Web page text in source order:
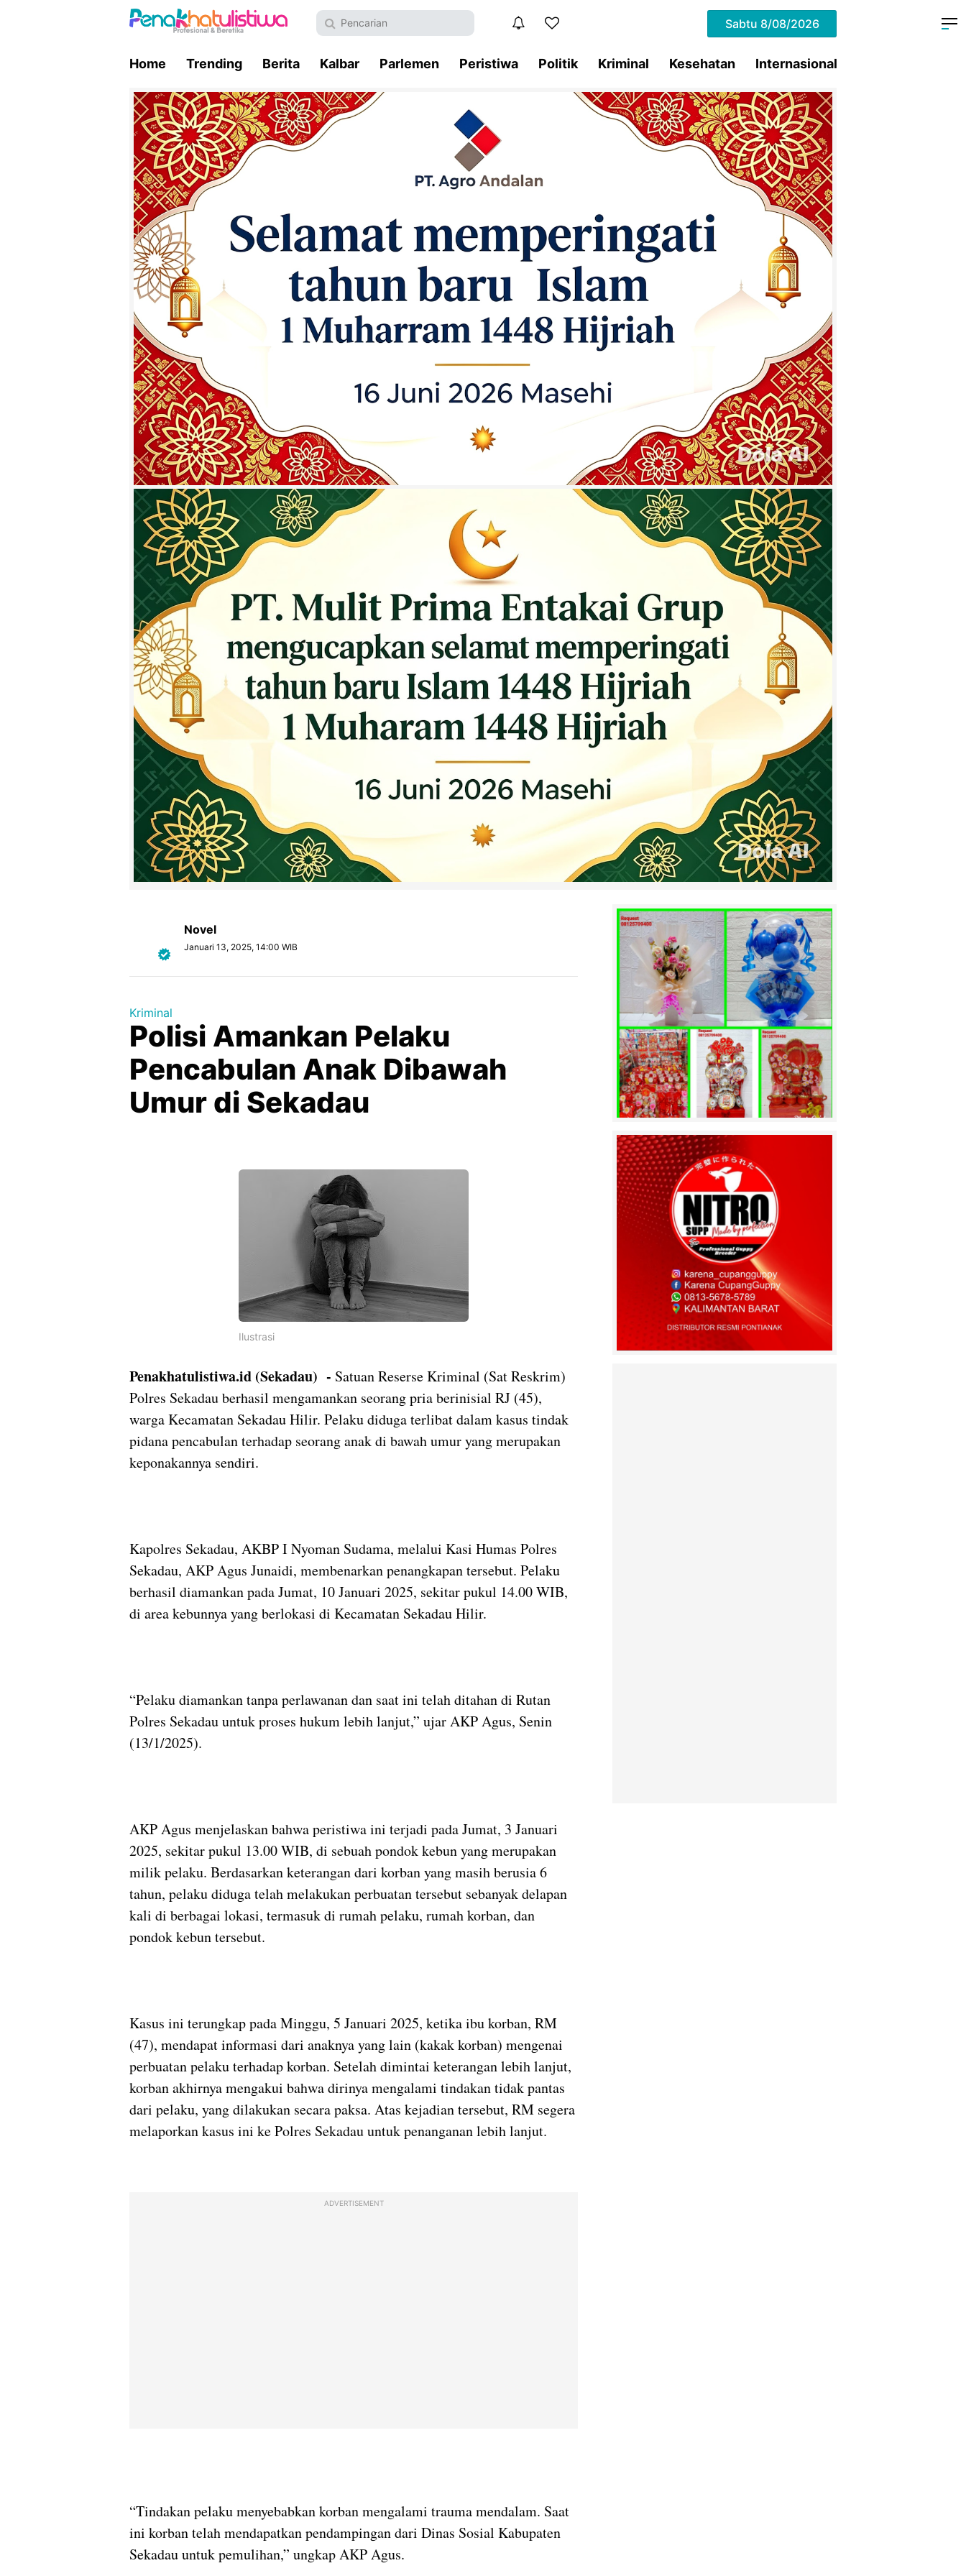
Sabtu 8/08/2026
Home Trending Berita Kalbar Parlemen Peristiwa Politik Kriminal Kesehatan Internasional
Novel
Januari 13, 2025, 14:00 WIB
Kriminal
Polisi Amankan Pelaku
Pencabulan Anak Dibawah
Umur di Sekadau
Ilustrasi
Penakhatulistiwa.id (Sekadau) - Satuan Reserse Kriminal (Sat Reskrim)
Polres Sekadau berhasil mengamankan seorang pria berinisial RJ (45),
warga Kecamatan Sekadau Hilir. Pelaku diduga terlibat dalam kasus tindak
pidana pencabulan terhadap seorang anak di bawah umur yang merupakan
keponakannya sendiri.
Kapolres Sekadau, AKBP I Nyoman Sudama, melalui Kasi Humas Polres
Sekadau, AKP Agus Junaidi, membenarkan penangkapan tersebut. Pelaku
berhasil diamankan pada Jumat, 10 Januari 2025, sekitar pukul 14.00 WIB,
di area kebunnya yang berlokasi di Kecamatan Sekadau Hilir.
“Pelaku diamankan tanpa perlawanan dan saat ini telah ditahan di Rutan
Polres Sekadau untuk proses hukum lebih lanjut,” ujar AKP Agus, Senin
(13/1/2025).
AKP Agus menjelaskan bahwa peristiwa ini terjadi pada Jumat, 3 Januari
2025, sekitar pukul 13.00 WIB, di sebuah pondok kebun yang merupakan
milik pelaku. Berdasarkan keterangan dari korban yang masih berusia 6
tahun, pelaku diduga telah melakukan perbuatan tersebut sebanyak delapan
kali di berbagai lokasi, termasuk di rumah pelaku, rumah korban, dan
pondok kebun tersebut.
Kasus ini terungkap pada Minggu, 5 Januari 2025, ketika ibu korban, RM
(47), mendapat informasi dari anaknya yang lain (kakak korban) mengenai
perbuatan pelaku terhadap korban. Setelah dimintai keterangan lebih lanjut,
korban akhirnya mengakui bahwa dirinya mengalami tindakan tidak pantas
dari pelaku, yang dilakukan secara paksa. Atas kejadian tersebut, RM segera
melaporkan kasus ini ke Polres Sekadau untuk penanganan lebih lanjut.
ADVERTISEMENT
“Tindakan pelaku menyebabkan korban mengalami trauma mendalam. Saat
ini korban telah mendapatkan pendampingan dari Dinas Sosial Kabupaten
Sekadau untuk pemulihan,” ungkap AKP Agus.